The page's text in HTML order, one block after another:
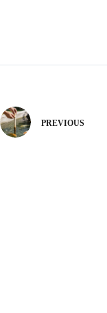
PREVIOUS